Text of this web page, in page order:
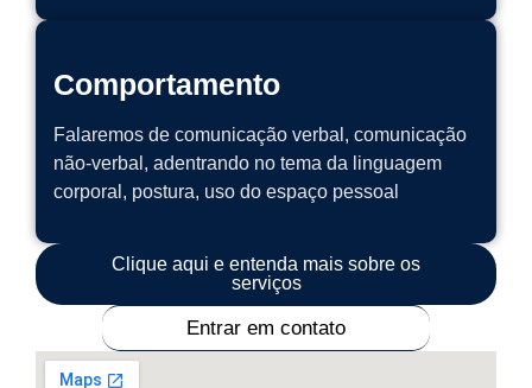
Comportamento
Falaremos de comunicação verbal, comunicação
não-verbal, adentrando no tema da linguagem
corporal, postura, uso do espaço pessoal
Clique aqui e entenda mais sobre os
serviços
Entrar em contato